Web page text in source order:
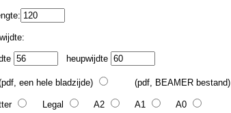
wijdte:
heupwijdte
een hele bladzijde) (pdf, BEAMER bestand)
Legal A2 A1 A0